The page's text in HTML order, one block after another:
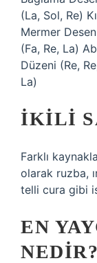
(La, Sol, Re)
Mermer
(Fa, Re, La)
Düzeni (Re,
La)
İKILI
Farklı
olarak ruzba,
telli cura gibi
EN
NEDIR?